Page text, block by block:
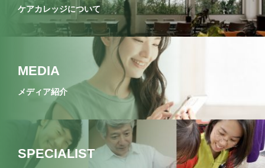
ケアカレッジについて
MEDIA
メディア紹介
SPECIALIST